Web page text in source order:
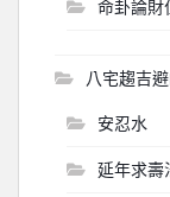
命卦論財
八宅趨吉
安忍水
延年求壽